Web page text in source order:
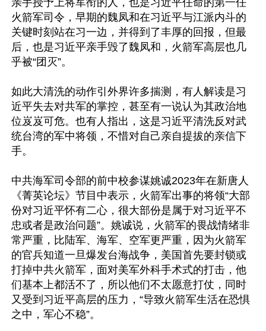
亲手授予上将军衔的人，也是习近平任命的第一任
火箭军司令，早期的魏凤和在习近平与江派内斗的
关键时刻站在习一边，并得到了丰厚的回报，但最
后，也是习近平亲手毁了魏凤和，火箭军高层也几
乎被“团灭”。
如此大清洗的动作引外界许多揣测，有人解读是习
近平失去对共军的掌控，甚至有一说认为其政治地
位岌岌可危。也有人指出，这是习近平清洗反对武
统台湾的军中将领，不惜对自己亲自提拔的亲信下
手。
中共海军司令部的前中校参谋姚诚2023年在新唐人
《菁英论坛》节目中表示，火箭军出事的将领“大部
份对习近平怀有二心，很大部份是属于对习近平不
忠或者是政治问题”。姚诚说，火箭军的畏战情绪非
常严重，比陆军、海军、空军更严重，因为火箭军
的官兵知道一旦爆发台海战争，美国首先要封锁或
打掉中共火箭军，面对美军外科手术式的打击，他
们基本上都活不了，所以他们不太愿意打仗，同时
又受到习近平高层的压力，“导致火箭军生活在恐惧
之中，军心不稳”。